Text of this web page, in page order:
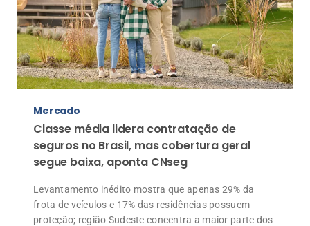
Mercado
Classe média lidera contratação de
seguros no Brasil, mas cobertura geral
segue baixa, aponta CNseg
Levantamento inédito mostra que apenas 29% da
frota de veículos e 17% das residências possuem
proteção; região Sudeste concentra a maior parte dos